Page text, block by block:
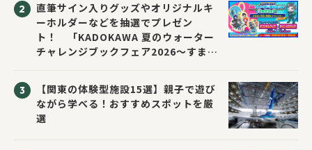
直筆サイン入りグッズやオリジナルキ
ーホルダーなどを抽選でプレゼン
ト！ 「KADOKAWA 夏のウォーター
チャレンジブックフェア2026～すまな
【関東の体験型施設15選】親子で遊び
ながら学べる！おすすめスポットを厳
選